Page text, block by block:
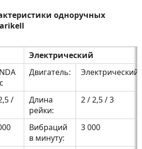
одноручных
Электрический
Двигатель: Электрический
/
Длина
рейки:
2 / 2,5 / 3
Вибраций
в минуту:
3 000